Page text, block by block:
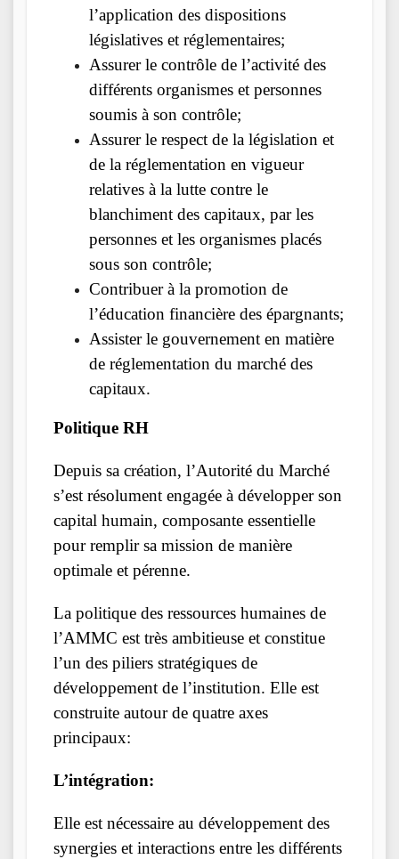
l’application des dispositions
législatives et réglementaires;
Assurer le contrôle de l’activité des
différents organismes et personnes
soumis à son contrôle;
Assurer le respect de la législation et
de la réglementation en vigueur
relatives à la lutte contre le
blanchiment des capitaux, par les
personnes et les organismes placés
sous son contrôle;
Contribuer à la promotion de
l’éducation financière des épargnants;
Assister le gouvernement en matière
de réglementation du marché des
capitaux.
Politique RH
Depuis sa création, l’Autorité du Marché
s’est résolument engagée à développer son
capital humain, composante essentielle
pour remplir sa mission de manière
optimale et pérenne.
La politique des ressources humaines de
l’AMMC est très ambitieuse et constitue
l’un des piliers stratégiques de
développement de l’institution. Elle est
construite autour de quatre axes
principaux:
L’intégration:
Elle est nécessaire au développement des
synergies et interactions entre les différents